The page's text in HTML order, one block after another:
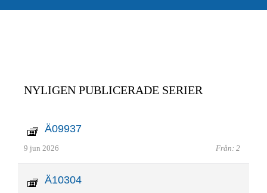
NYLIGEN PUBLICERADE SERIER
Ä09937
9 jun 2026 Från: 2
Ä10304